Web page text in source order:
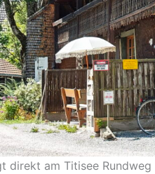
direkt am Titisee